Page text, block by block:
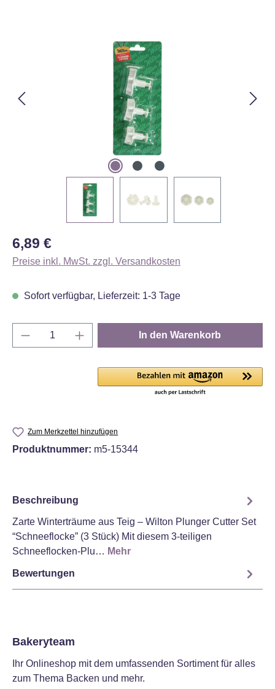
Regulärer Preis:
6,89 €
Preise inkl. MwSt. zzgl. Versandkosten
Sofort verfügbar, Lieferzeit: 1-3 Tage
Produkt Anzahl: Gib den gewünschten
In den Warenkorb
Zum Merkzettel hinzufügen
Produktnummer: m5-15344
Beschreibung
Zarte Winterträume aus Teig – Wilton Plunger Cutter Set
“Schneeflocke” (3 Stück) Mit diesem 3‑teiligen
Schneeflocken-Plu… Mehr
Bewertungen
Bakeryteam
Ihr Onlineshop mit dem umfassenden Sortiment für alles
zum Thema Backen und mehr.